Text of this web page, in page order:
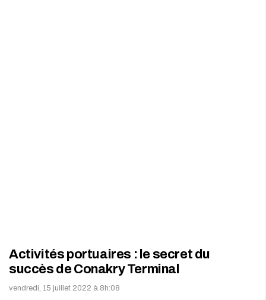
Activités portuaires : le secret du
succès de Conakry Terminal
vendredi, 15 juillet 2022 à 8h:08